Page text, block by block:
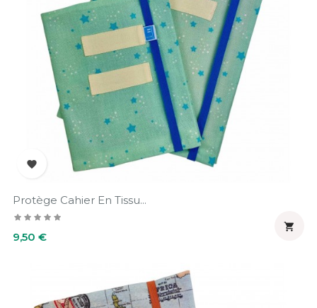

Protège Cahier En Tissu...
Prix
9,50 €
